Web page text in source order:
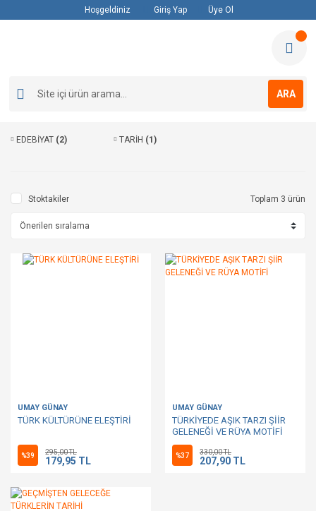
Hoşgeldiniz Giriş Yap Üye Ol
ARA
EDEBİYAT (2) TARİH (1)
Stoktakiler Toplam 3 ürün
UMAY GÜNAY
TÜRK KÜLTÜRÜNE ELEŞTİRİ
%39 295,00 TL
179,95 TL
UMAY GÜNAY
TÜRKİYEDE AŞIK TARZI ŞİİR
GELENEĞİ VE RÜYA MOTİFİ
%37 330,00 TL
207,90 TL